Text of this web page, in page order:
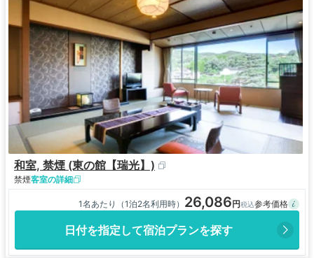
っていて
微笑ましかったです。
実際、確かに眺望は宜しくなかったけれど「残
念！」とは思いませんでした。BEDが２台と奥に小
あがりがあって今風のちゃぶ台ありました。洗面が
イマイチかな～？
ひと昔前のビジネスホテルのトイレ無し、バスタブ
のみという仕様を想像されると宜しいかと
◆ご挨拶状が大好き
１）C/I時に
封筒に入った三つ折り縦書きの書面
「当館をお選び下さってありがとうございます。コ
ロナ渦でスタッフは接触の機会を減らしています
和室, 禁煙 (東の館【瑞光】)
禁煙客室の詳細
1名あたり（1泊2名利用時） 26,086
日付を指定して宿泊プランを探す